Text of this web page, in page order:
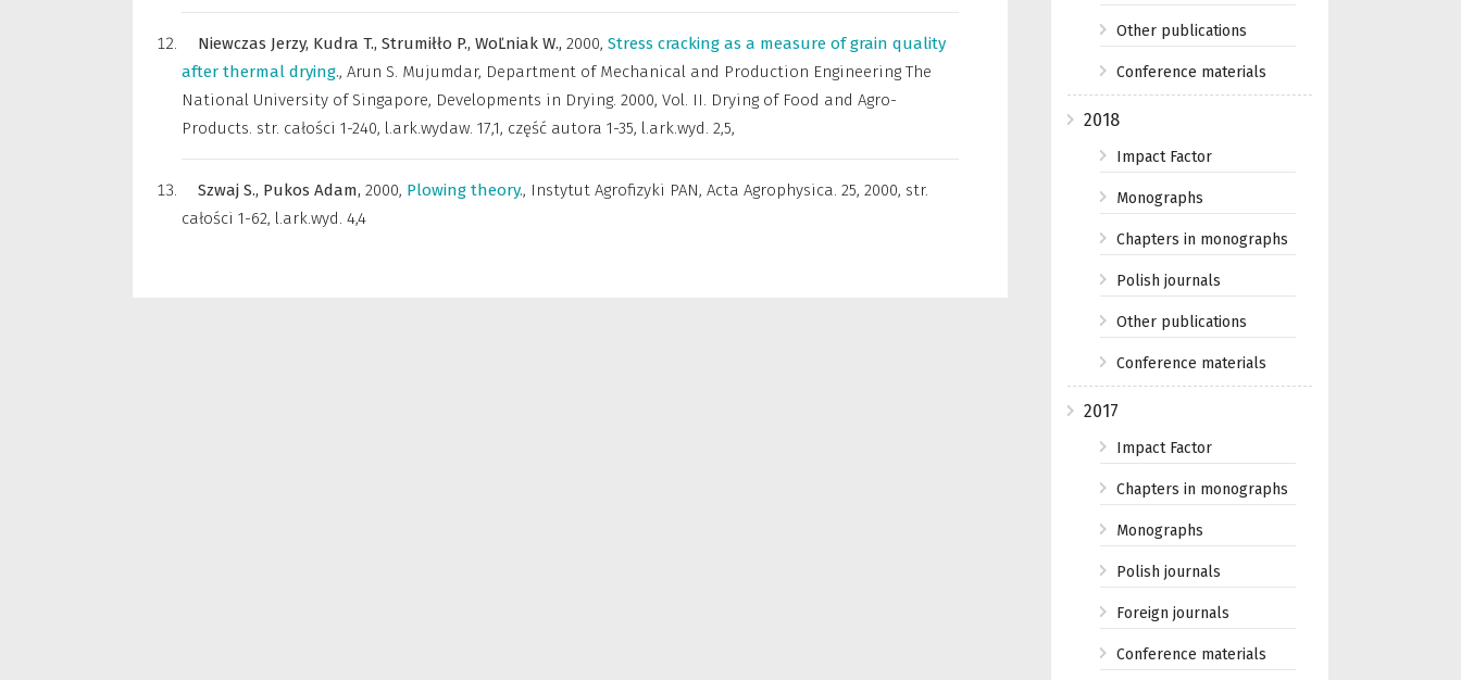
Niewczas Jerzy, Kudra T., Strumiłło P., WoĽniak W., 2000, Stress cracking as a measure of grain quality
after thermal drying., Arun S. Mujumdar, Department of Mechanical and Production Engineering The
National University of Singapore, Developments in Drying. 2000, Vol. II. Drying of Food and Agro-
Products. str. całości 1-240, l.ark.wydaw. 17,1, część autora 1-35, l.ark.wyd. 2,5,
Szwaj S., Pukos Adam, 2000, Plowing theory., Instytut Agrofizyki PAN, Acta Agrophysica. 25, 2000, str.
całości 1-62, l.ark.wyd. 4,4
Other publications
Conference materials
2018
Impact Factor
Monographs
Chapters in monographs
Polish journals
Other publications
Conference materials
2017
Impact Factor
Chapters in monographs
Monographs
Polish journals
Foreign journals
Conference materials